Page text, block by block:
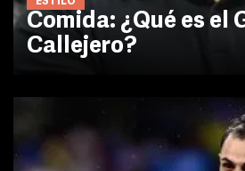
Comida: ¿Qué es el
Callejero?